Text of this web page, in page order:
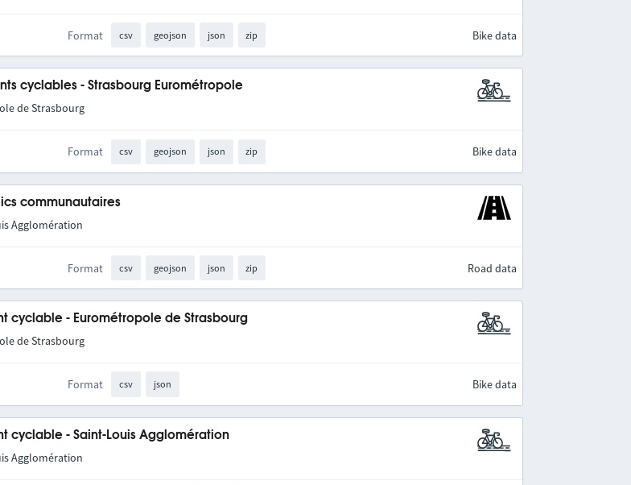
Format csv geojson json zip Bike data
cyclables - Strasbourg Eurométropole
de Strasbourg
Format csv geojson json zip Bike data
communautaires
Agglomération
Format csv geojson json zip Road data
cyclable - Eurométropole de Strasbourg
de Strasbourg
Format csv json Bike data
cyclable - Saint-Louis Agglomération
Agglomération